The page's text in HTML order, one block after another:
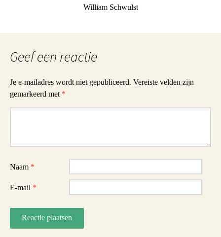
William Schwulst
Geef een reactie
Je e-mailadres wordt niet gepubliceerd. Vereiste velden zijn
gemarkeerd met *
Naam *
E-mail *